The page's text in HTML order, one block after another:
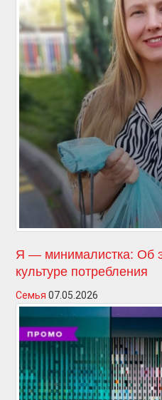
Я — минималистка: Об
культуре потребления
Семья 07.05.2026